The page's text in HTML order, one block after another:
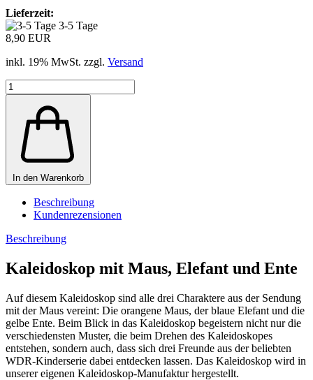
Lieferzeit:
3-5 Tage
8,90 EUR
inkl. 19% MwSt. zzgl. Versand
In den Warenkorb
Beschreibung
Kundenrezensionen
Beschreibung
Kaleidoskop mit Maus, Elefant und Ente
Auf diesem Kaleidoskop sind alle drei Charaktere aus der Sendung
mit der Maus vereint: Die orangene Maus, der blaue Elefant und die
gelbe Ente. Beim Blick in das Kaleidoskop begeistern nicht nur die
verschiedensten Muster, die beim Drehen des Kaleidoskopes
entstehen, sondern auch, dass sich drei Freunde aus der beliebten
WDR-Kinderserie dabei entdecken lassen. Das Kaleidoskop wird in
unserer eigenen Kaleidoskop-Manufaktur hergestellt.